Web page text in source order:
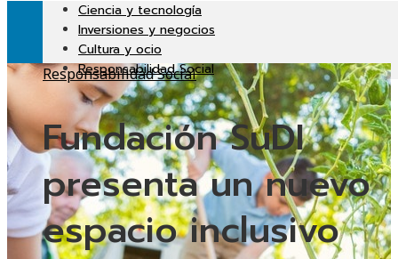
Ciencia y tecnología
Inversiones y negocios
Cultura y ocio
Responsabilidad Social
Responsabilidad Social
Fundación SuDI
presenta un nuevo
espacio inclusivo